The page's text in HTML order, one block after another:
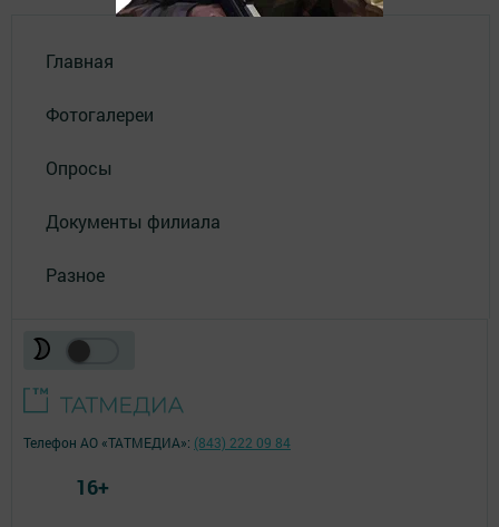
Главная
Фотогалереи
Опросы
Документы филиала
Разное
Телефон АО «ТАТМЕДИА»: (843) 222 09 84
16+